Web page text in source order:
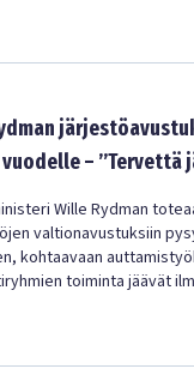
– ”Tervettä
Wille Rydman
valtionavustuksiin
kohtaavaan
toiminta jäävät